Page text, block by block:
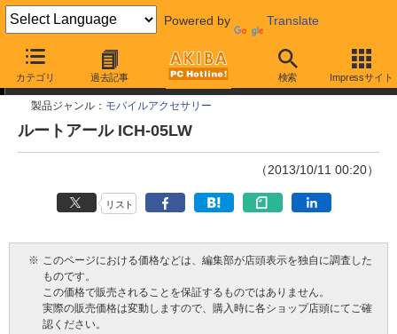
Powered by Translate
カテゴリ 過去記事 検索 Impressサイト
今週見つけた新製品
製品ジャンル： モバイルアクセサリー
ルートアール ICH-05LW
（2013/10/11 00:20）
リスト
※ このページにおける価格などは、編集部が店頭表示を独自に調査した
ものです。
この価格で販売されることを保証するものではありません。
実際の販売価格は変動しますので、購入時に各ショップ店頭にてご確
認ください。